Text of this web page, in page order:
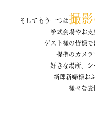
そしてもう一つは 撮
挙式会場やお
ゲスト様の皆様
提携のカメラ
好きな場所、
新郎新婦様お
様々な表